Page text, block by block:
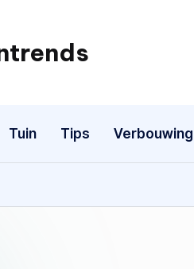
blog
Tuin Tips Verbouwing